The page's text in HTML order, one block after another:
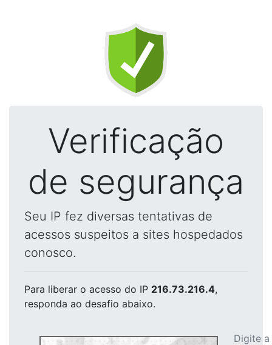
Verificação
de segurança
Seu IP fez diversas tentativas de
acessos suspeitos a sites hospedados
conosco.
Para liberar o acesso do IP 216.73.216.4,
responda ao desafio abaixo.
Digite